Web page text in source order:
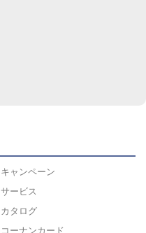
キャンペーン
サービス
カタログ
コーナンカード